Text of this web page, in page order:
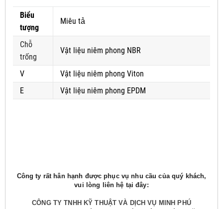
Biểu
tượng
Miêu tả
Chỗ
trống
Vật liệu niêm phong NBR
V
Vật liệu niêm phong Viton
E
Vật liệu niêm phong EPDM
Công ty rất hân hạnh được phục vụ nhu cầu của quý khách,
vui lòng liên hệ tại đây:
CÔNG TY TNHH KỸ THUẬT VÀ DỊCH VỤ MINH PHÚ